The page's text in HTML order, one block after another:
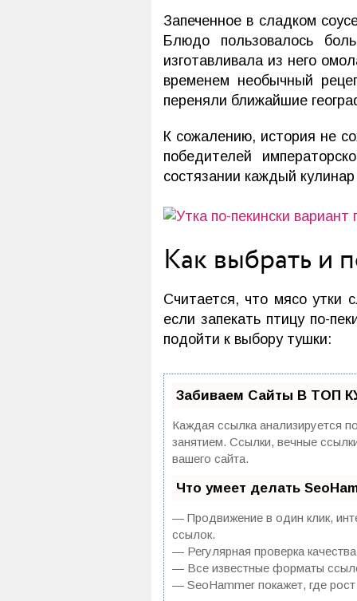
Запеченное в сладком
Блюдо пользовалось
изготавливала из него
временем необычный
переняли ближайшие
К сожалению, история не
победителей
состязании каждый
Как выбрать и
Считается, что мясо утки
если запекать птицу по-
подойти к выбору тушки:
Забиваем Сайты В ТОП
Каждая ссылка анализируется
занятием. Ссылки, вечные
вашего сайта.
Что умеет делать
— Продвижение в один клик,
ссылок.
— Регулярная проверка
— Все известные форматы
— SeoHammer покажет, где